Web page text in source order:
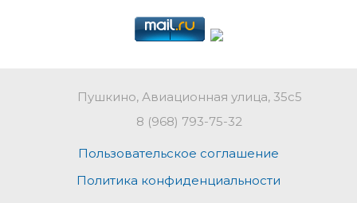
Пушкино, Авиационная улица, 35с5
8 (968) 793-75-32
Пользовательское соглашение
Политика конфиденциальности